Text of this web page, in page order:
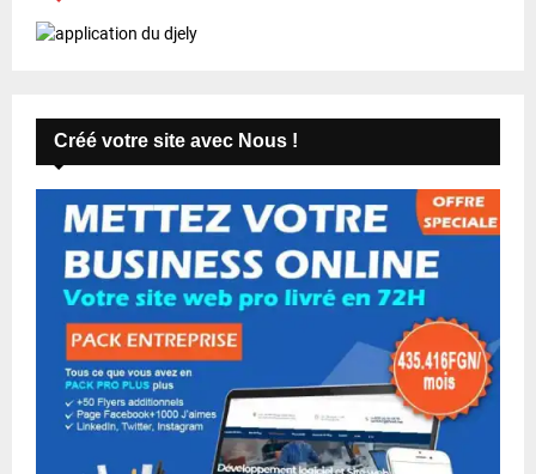
Créé votre site avec Nous !